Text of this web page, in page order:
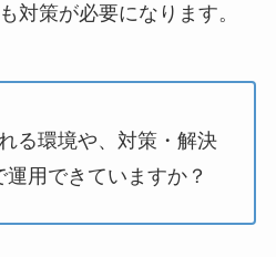
対策が必要になります。
る環境や、対策・解決
用できていますか？